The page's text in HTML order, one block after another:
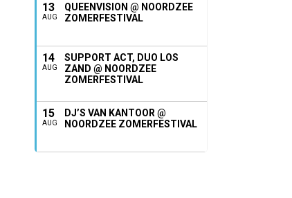
13
AUG
QUEENVISION @ NOORDZEE
ZOMERFESTIVAL
14
AUG
SUPPORT ACT, DUO LOS
ZAND @ NOORDZEE
ZOMERFESTIVAL
15
AUG
DJ’S VAN KANTOOR @
NOORDZEE ZOMERFESTIVAL